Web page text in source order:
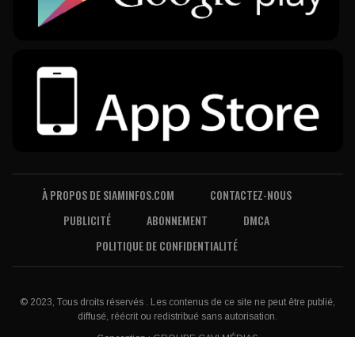
À PROPOS DE SIAMINFOS.COM
CONTACTEZ-NOUS
PUBLICITÉ
ABONNEMENT
DMCA
POLITIQUE DE CONFIDENTIALITÉ
© 2023, Tous droits réservés . Les contenus de ce site ne peut être publié,
diffusé, réécrit ou redistribué sans autorisation.